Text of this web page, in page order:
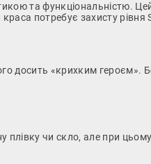
та функціональністю.
потребує захисту рівня
досить «крихким героєм».
плівку чи скло, але при